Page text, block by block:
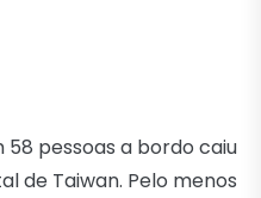
58 pessoas a bordo caiu
de Taiwan. Pelo menos